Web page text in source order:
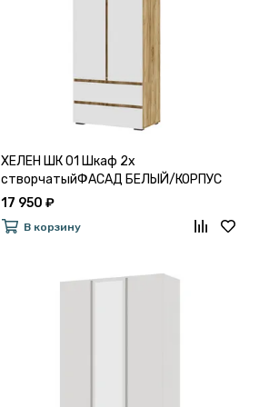
ХЕЛЕН ШК 01 Шкаф 2х
створчатыйФАСАД БЕЛЫЙ/КОРПУС
ДУБ КРАФТ ЗОЛОТО
17 950 ₽
В корзину